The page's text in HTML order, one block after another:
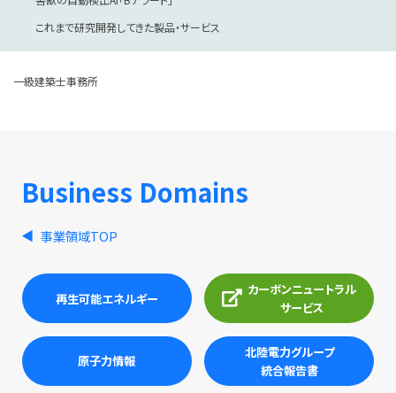
これまで研究開発してきた製品・サービス
一級建築士事務所
Business Domains
事業領域TOP
再生可能エネルギー
カーボンニュートラル
サービス
原子力情報
北陸電力グループ
統合報告書